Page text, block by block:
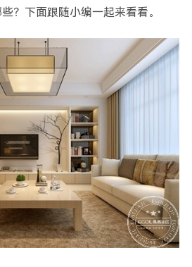
？下面跟随小编一起来看看。